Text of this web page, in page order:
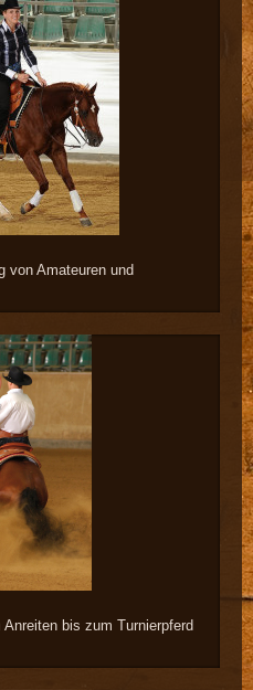
von Amateuren und
bis zum Turnierpferd